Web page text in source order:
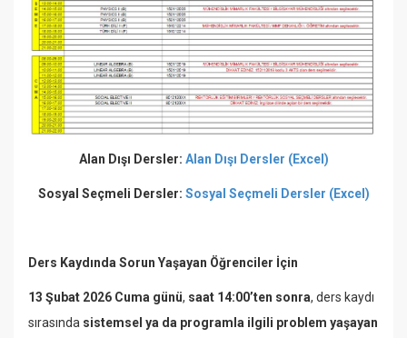
Alan Dışı Dersler: Alan Dışı Dersler (Excel)
Sosyal Seçmeli Dersler: Sosyal Seçmeli Dersler (Excel)
Ders Kaydında Sorun Yaşayan Öğrenciler İçin
13 Şubat 2026 Cuma günü, saat 14:00’ten sonra, ders kaydı
sırasında sistemsel ya da programla ilgili problem yaşayan